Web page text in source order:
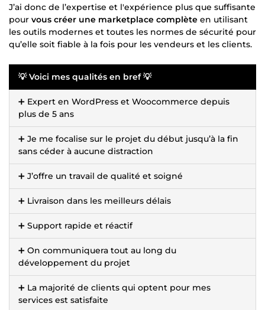
J’ai donc de l’expertise et l'expérience plus que suffisante
pour vous créer une marketplace complète en utilisant
les outils modernes et toutes les normes de sécurité pour
qu’elle soit fiable à la fois pour les vendeurs et les clients.
💡 Voici mes qualités en bref 💡
➕ Expert en WordPress et Woocommerce depuis
plus de 5 ans
➕ Je me focalise sur le projet du début jusqu’à la fin
sans céder à aucune distraction
➕ J’offre un travail de qualité et soigné
➕ Livraison dans les meilleurs délais
➕ Support rapide et réactif
➕ On communiquera tout au long du
développement du projet
➕ La majorité de clients qui optent pour mes
services est satisfaite